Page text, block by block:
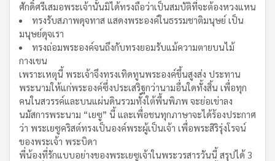
ศักดิ์ศรีเสมอพระเจ้านั้นมิได้ทรงถือว่าเป็นสมบัติที่จะต้องหวงแหน
ทรงรับสภาพดุจทาส แสดงพระองค์ในธรรมชาติมนุษย์ เป็น
มนุษย์ดุจเรา
ทรงถ่อมพระองค์จนถึงกับทรงยอมรับแม้ความตายบนไม้
กางเขน
เพราะเหตุนี้ พระเจ้าจึงทรงเทิดทูนพระองค์ขึ้นสูงส่ง ประทาน
พระนามให้แก่พระองค์ซึ่งประเสริฐกว่านามอื่นใดทั้งสิ้น เพื่อทุก
คนในสวรรค์และบนแผ่นดินรวมทั้งใต้พื้นพิภพ จะย่อเข่าลง
นมัสการพระนาม “เยซู” นี้ และเพื่อชนทุกภาษาจะได้ร้องประกาศ
ว่า พระเยซูคริสต์ทรงเป็นองค์พระผู้เป็นเจ้า เพื่อพระสิริรุ่งโรจน์
ของพระเจ้า พระบิดา
พี่น้องที่รักแบบอย่างของพระเยซูเจ้าในพระวรสารวันนี้ สรุปได้ 3